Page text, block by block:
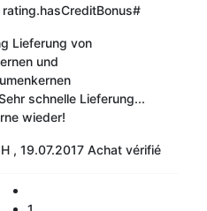
Lieferung von
und
schnelle Lieferung...
wieder!
, 19.07.2017 Achat vérifié